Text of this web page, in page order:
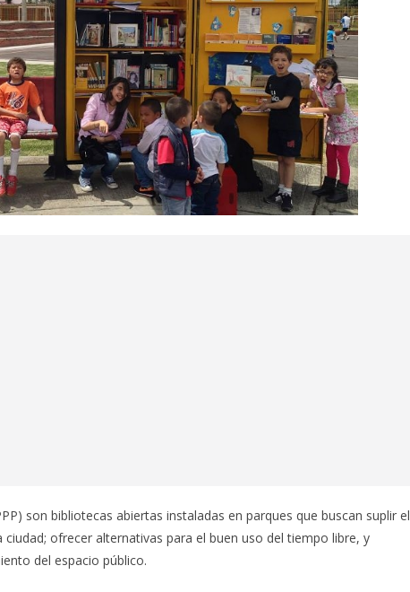
son bibliotecas abiertas instaladas en parques que buscan suplir el
ofrecer alternativas para el buen uso del tiempo libre, y
del espacio público.